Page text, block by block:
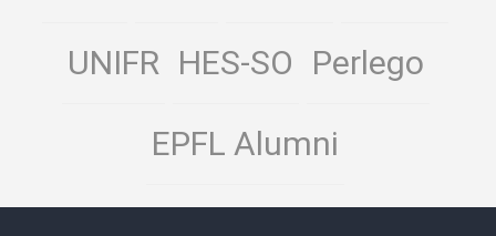
UNIFR HES-SO Perlego
EPFL Alumni